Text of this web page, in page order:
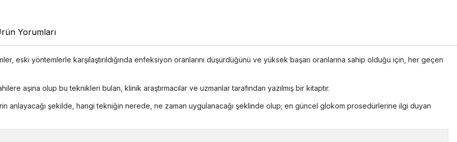
Yorumları
eski yöntemlerle karşılaştırıldığında enfeksiyon oranlarını düşürdüğünü ve yüksek başarı oranlarına sahip olduğu için, her geçen
aşina olup bu teknikleri bulan, klinik araştırmacılar ve uzmanlar tarafından yazılmış bir kitaptır.
anlayacağı şekilde, hangi tekniğin nerede, ne zaman uygulanacağı şeklinde olup; en güncel glokom prosedürlerine ilgi duyan